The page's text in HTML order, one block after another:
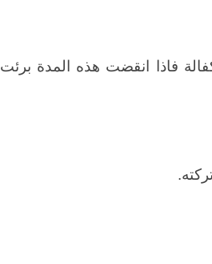
فاذا انقضت هذه المدة برئت